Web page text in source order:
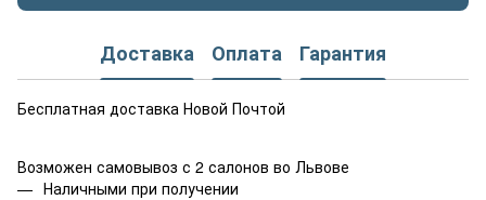
Доставка Оплата Гарантия
Бесплатная доставка Новой Почтой
Возможен самовывоз с 2 салонов во Львове
Наличными при получении